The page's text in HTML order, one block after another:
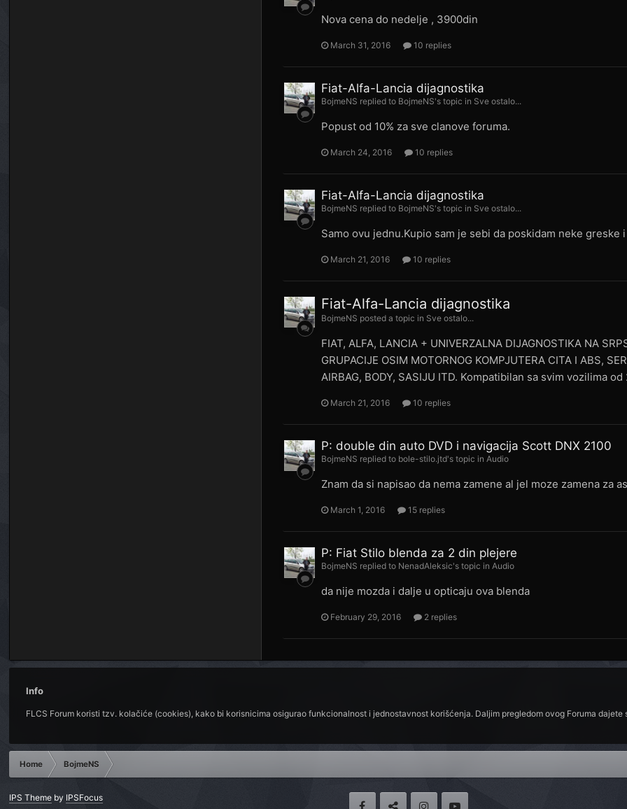
Nova cena do nedelje , 3900din
March 31, 2016 10 replies
Fiat-Alfa-Lancia dijagnostika
BojmeNS replied to BojmeNS's topic in Sve ostalo...
Popust od 10% za sve clanove foruma.
March 24, 2016 10 replies
Fiat-Alfa-Lancia dijagnostika
BojmeNS replied to BojmeNS's topic in Sve ostalo...
Samo ovu jednu.Kupio sam je sebi da poskidam neke
March 21, 2016 10 replies
Fiat-Alfa-Lancia dijagnostika
BojmeNS posted a topic in Sve ostalo...
FIAT, ALFA, LANCIA + UNIVERZALNA DIJAGNOSTIKA NA
GRUPACIJE OSIM MOTORNOG KOMPJUTERA CITA I ABS,
AIRBAG, BODY, SASIJU ITD. Kompatibilan sa svim vozilima
March 21, 2016 10 replies
P: double din auto DVD i navigacija Scott DNX 2100
BojmeNS replied to bole-stilo.jtd's topic inAudio
Znam da si napisao da nema zamene al jel moze zamena za
March 1, 2016 15 replies
P: Fiat Stilo blenda za 2 din plejere
BojmeNS replied to NenadAleksic's topic inAudio
da nije mozda i dalje u opticaju ova blenda
February 29, 2016 2 replies
Info
FLCS Forum koristi tzv. kolačiće (cookies), kako bi korisnicima osigurao funkcionalnost i jednostavnost korišćenja. Daljim pregledom ovog Foruma
Home BojmeNS
IPS Theme by IPSFocus